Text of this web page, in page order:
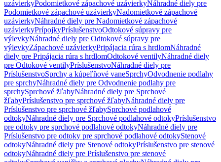
uzávierkyPodomietkové zápachové uzávierkyNáhradné diely pre
Podomietkové zápachové uzávierkyNadomietkové zápachové
uzávierkyNáhradné diely pre Nadomietkové zápachové
uzávierkyPrípojkyPríslušenstvoOdtokové súpravy pre
výlevkyNáhradné diely pre Odtokové súpravy pre
výlevkyZápachové uzávierkyPripájacia rúra s hrdlomNáhradné
diely pre Pripájacia rúra s hrdlomOdtokové ventilyNáhradné diely
pre Odtokové ventilyPríslušenstvoNáhradné diely pre
PríslušenstvoSprchy a kúpeľňové vaneSprchyOdvodnenie podlahy
pre sprchyNáhradné diely pre Odvodnenie podlahy pre
sprchySprchové žľabyNáhradné diely pre Sprchové
žľabyPríslušenstvo pre sprchové žľabyNáhradné diely pre
Príslušenstvo pre sprchové žľabySprchové podlahové
odtokyNáhradné diely pre Sprchové podlahové odtokyPríslušenstvo
pre odtoky pre sprchové podlahové odtokyNáhradné diely pre
Príslušenstvo pre odtoky pre sprchové podlahové odtokyStenové
odtokyNáhradné diely pre Stenové odtokyPríslušenstvo pre stenové
odtokyNáhradné diely pre Príslušenstvo pre stenové